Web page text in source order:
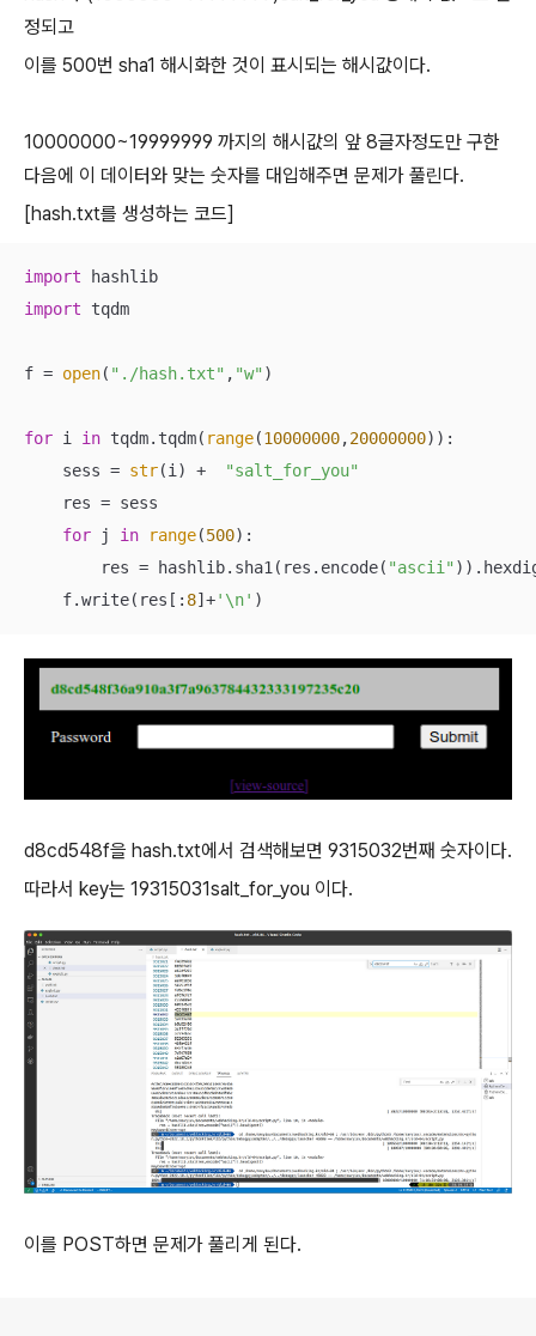
정되고
이를 500번 sha1 해시화한 것이 표시되는 해시값이다.
10000000~19999999 까지의 해시값의 앞 8글자정도만 구한
다음에 이 데이터와 맞는 숫자를 대입해주면 문제가 풀린다.
[hash.txt를 생성하는 코드]
import
import tqdm
f = open( "./hash.txt" , "w" )
for i in tqdm.tqdm( range(10000000,20000000)):
    sess =
str(i) +
"salt_for_you"
    res = sess
for j in range(500):
        res = hashlib.sha1(res.encode(
"ascii"
    f.write(res[:
8]+'\n' )
d8cd548f을 hash.txt에서 검색해보면 9315032번째 숫자이다.
따라서 key는 19315031salt_for_you 이다.
이를 POST하면 문제가 풀리게 된다.